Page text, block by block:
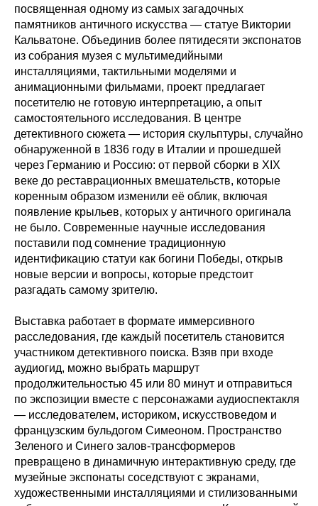
посвященная одному из самых загадочных
памятников античного искусства — статуе Виктории
Кальватоне. Объединив более пятидесяти экспонатов
из собрания музея с мультимедийными
инсталляциями, тактильными моделями и
анимационными фильмами, проект предлагает
посетителю не готовую интерпретацию, а опыт
самостоятельного исследования. В центре
детективного сюжета — история скульптуры, случайно
обнаруженной в 1836 году в Италии и прошедшей
через Германию и Россию: от первой сборки в XIX
веке до реставрационных вмешательств, которые
коренным образом изменили её облик, включая
появление крыльев, которых у античного оригинала
не было. Современные научные исследования
поставили под сомнение традиционную
идентификацию статуи как богини Победы, открыв
новые версии и вопросы, которые предстоит
разгадать самому зрителю.
Выставка работает в формате иммерсивного
расследования, где каждый посетитель становится
участником детективного поиска. Взяв при входе
аудиогид, можно выбрать маршрут
продолжительностью 45 или 80 минут и отправиться
по экспозиции вместе с персонажами аудиоспектакля
— исследователем, историком, искусствоведом и
французским бульдогом Симеоном. Пространство
Зеленого и Синего залов-трансформеров
превращено в динамичную интерактивную среду, где
музейные экспонаты соседствуют с экранами,
художественными инсталляциями и стилизованными